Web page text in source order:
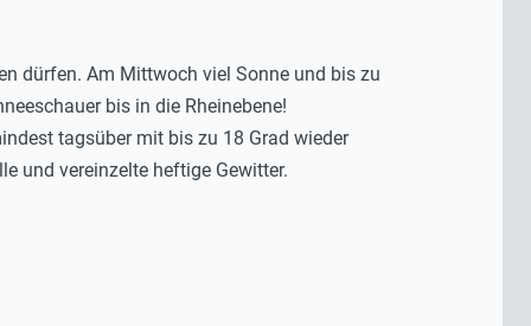
dürfen. Am Mittwoch viel Sonne und bis zu
bis in die Rheinebene!
tagsüber mit bis zu 18 Grad wieder
und vereinzelte heftige Gewitter.